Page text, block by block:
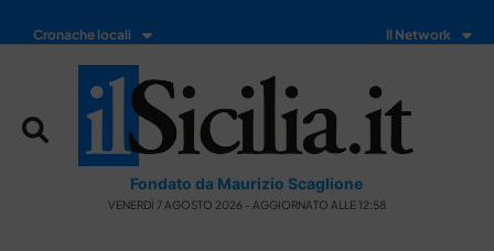
Cronache locali Il Network
Fondato da Maurizio Scaglione
VENERDÌ 7 AGOSTO 2026 - AGGIORNATO ALLE 12:58